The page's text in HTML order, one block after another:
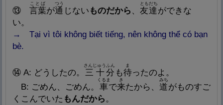
⑬ 言葉
ことば
が通
Nghĩa: Thông suốt, thông qua,
つう
じない ものだから 友達
ともだち
ができな
い。
→ Tại vì tôi không biết tiếng, nên không thể có bạn
bè.
⑭ A: どうしたの。 三 十
さんじゅう
分
ふん
も待
ま
ったのよ。
B: ごめん、ごめん。 車
くるま
で来
き
たから、 道
みち
がものすご
くこんでいた もんだから 。